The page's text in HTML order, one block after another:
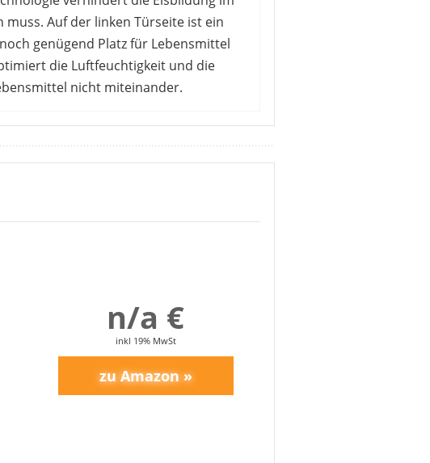
Auf der linken Türseite ist ein
genügend Platz für Lebensmittel
die Luftfeuchtigkeit und die
nicht miteinander.
von Samsung. Der Spender
Größe erscheint das Design trotzdem
kann sie nach vorn gezogen
bietet Platz zur Lagerung von Eis.
Kühlbereich zeigt sehr viel Platz für
setzt sich zu
n/a €
inkl 19% MwSt